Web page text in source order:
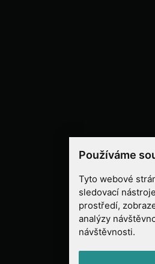
Používáme
Tyto webové
sledovací
prostředí,
analýzy
návštěvnosti.